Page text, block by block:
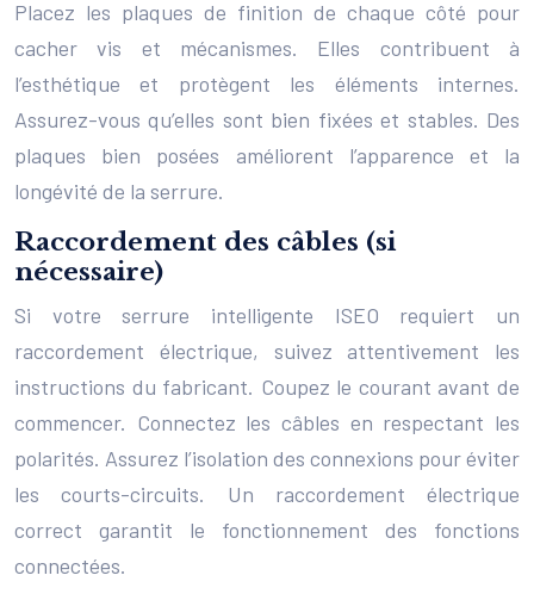
Placez les plaques de finition de chaque côté pour
cacher vis et mécanismes. Elles contribuent à
l’esthétique et protègent les éléments internes.
Assurez-vous qu’elles sont bien fixées et stables. Des
plaques bien posées améliorent l’apparence et la
longévité de la serrure.
Raccordement des câbles (si
nécessaire)
Si votre serrure intelligente ISEO requiert un
raccordement électrique, suivez attentivement les
instructions du fabricant. Coupez le courant avant de
commencer. Connectez les câbles en respectant les
polarités. Assurez l’isolation des connexions pour éviter
les courts-circuits. Un raccordement électrique
correct garantit le fonctionnement des fonctions
connectées.